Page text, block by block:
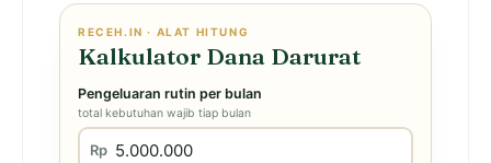
RECEH.IN · ALAT HITUNG
Kalkulator Dana Darurat
Pengeluaran rutin per bulan
total kebutuhan wajib tiap bulan
Rp